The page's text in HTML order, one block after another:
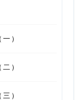
）
）
）